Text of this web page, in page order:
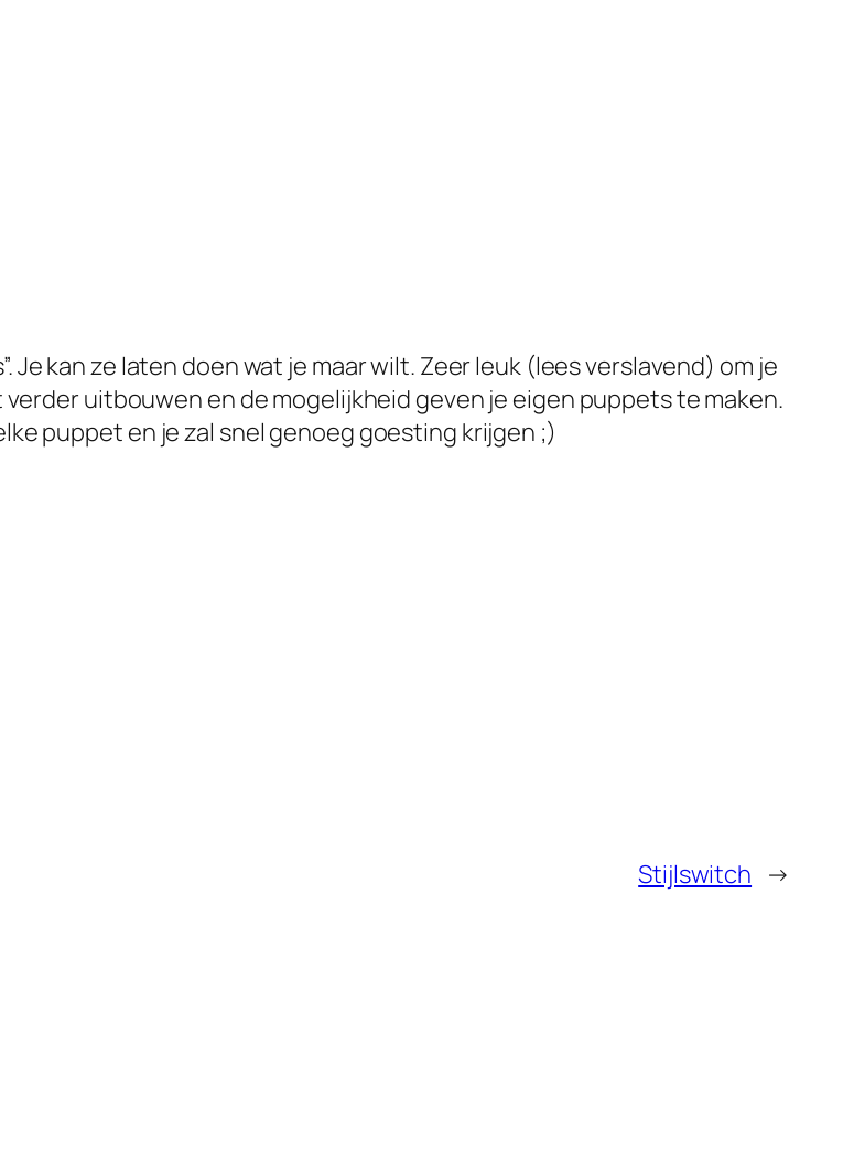
Je kan ze laten doen wat je maar wilt. Zeer leuk (lees verslavend) om je
uitbouwen en de mogelijkheid geven je eigen puppets te maken.
puppet en je zal snel genoeg goesting krijgen ;)
Stijlswitch →